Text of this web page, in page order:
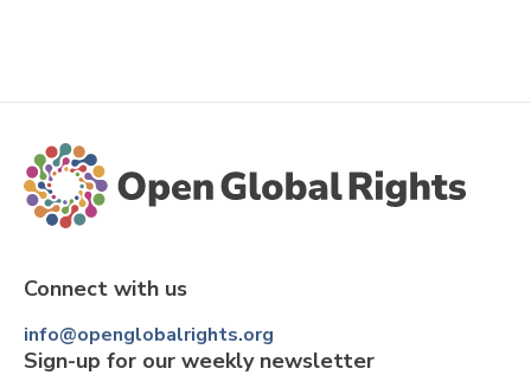
Connect with us
info@openglobalrights.org
Sign-up for our weekly newsletter